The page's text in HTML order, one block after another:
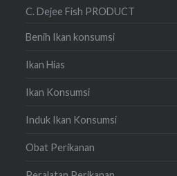
C. Dejee Fish PRODUCT
Benih Ikan konsumsi
Ikan Hias
Ikan Konsumsi
Induk Ikan Konsumsi
Obat Perikanan